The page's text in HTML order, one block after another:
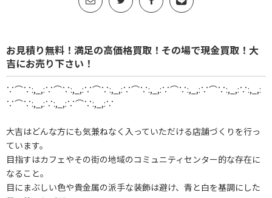
お見積り無料！満足の高価格買取！その場で現金買取！大
吉にお売り下さい！
∵⌒∵:,_,:∵⌒∵:,_,:∵⌒∵:,_,:∵⌒∵:,_,:∵⌒∵:,_,:∵⌒∵:,_,:∵:,_,:
∵⌒∵:,_,:∵:,_,:∵⌒∵:,_,:∵
大吉はどんな方にも気兼ねなく入っていただける店舗づくりを行っ
ています。
目指すはカフェやその街の地域のコミュニティセンター的な存在に
なること。
目にまぶしい色や貴金属の派手な装飾は避け、青と白を基調にした